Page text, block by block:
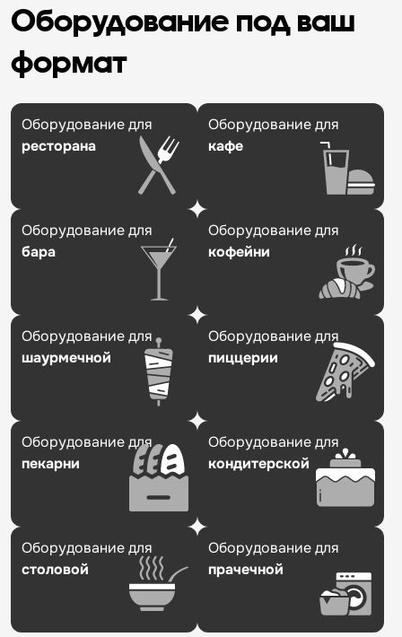
Оборудование под ваш
формат
Оборудование для
ресторана
Оборудование для
кафе
Оборудование для
бара
Оборудование для
кофейни
Оборудование для
шаурмечной
Оборудование для
пиццерии
Оборудование для
пекарни
Оборудование для
кондитерской
Оборудование для
столовой
Оборудование для
прачечной